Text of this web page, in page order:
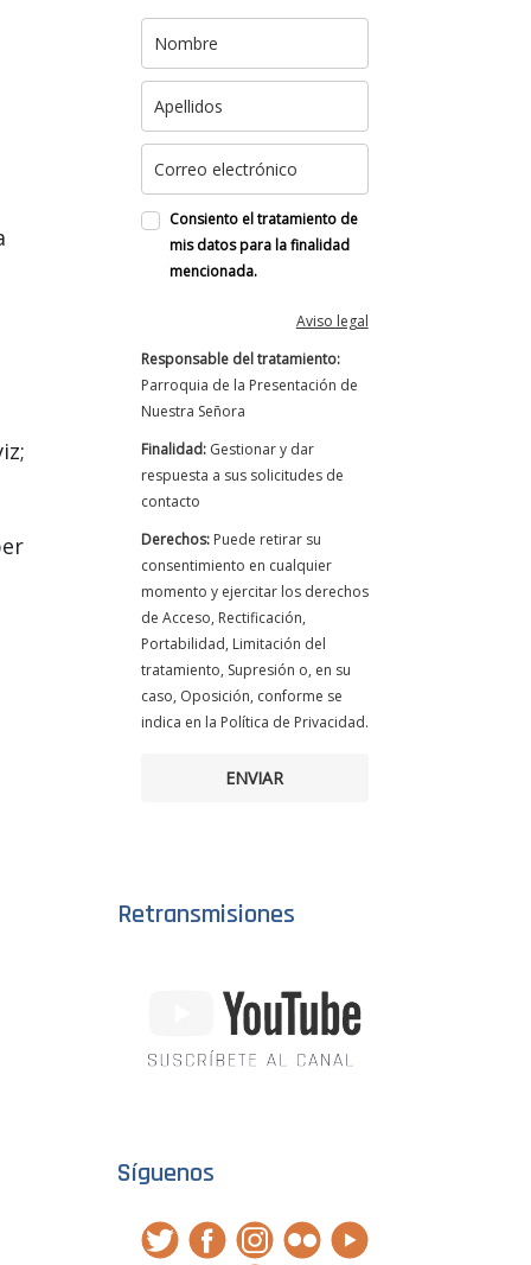
Consiento el tratamiento de
mis datos para la finalidad
mencionada.
Aviso legal
Responsable del tratamiento:
Parroquia de la Presentación de
Nuestra Señora
Finalidad:Gestionar y dar
respuesta a sus solicitudes de
contacto
Derechos:Puede retirar su
consentimiento en cualquier
momento y ejercitar los derechos
de Acceso, Rectificación,
Portabilidad, Limitación del
tratamiento, Supresión o, en su
caso, Oposición, conforme se
indica en la Política de Privacidad.
ENVIAR
Retransmisiones
Síguenos